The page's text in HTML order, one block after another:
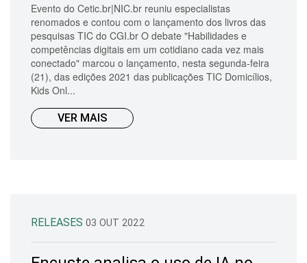
Evento do Cetic.br|NIC.br reuniu especialistas
renomados e contou com o lançamento dos livros das
pesquisas TIC do CGI.br O debate "Habilidades e
competências digitais em um cotidiano cada vez mais
conectado" marcou o lançamento, nesta segunda-feira
(21), das edições 2021 das publicações TIC Domicílios,
Kids Onl...
VER MAIS
RELEASES 03 OUT 2022